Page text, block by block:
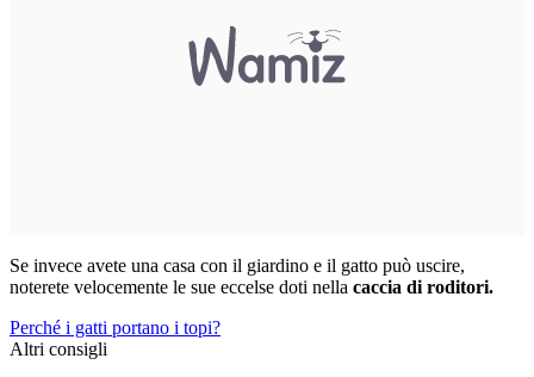
Se invece avete una casa con il giardino e il gatto può uscire,
noterete velocemente le sue eccelse doti nella caccia di roditori.
Perché i gatti portano i topi?
Altri consigli